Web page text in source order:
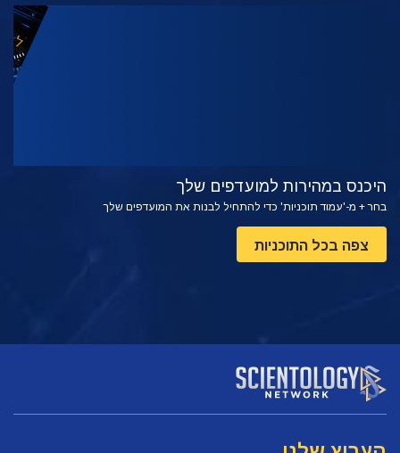
בדוק את הסדרה
היכנס במהירות למועדפים שלך
בחר + מ-'עמוד תוכניות' כדי להתחיל לבנות את המועדפים שלך
צפה בכל התוכניות